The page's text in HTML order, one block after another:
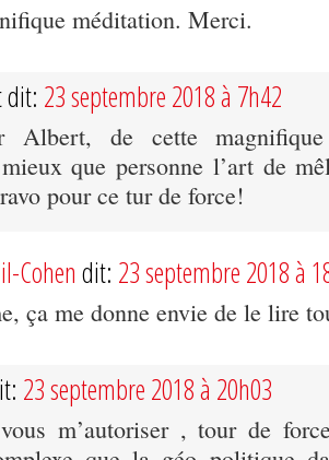
méditation. Merci.
dit: 23 septembre 2018 à 7h42
Albert, de cette
que personne l’art de
pour ce tur de force!
Cohen dit: 23 septembre 2018 à
ça me donne envie de le lire
23 septembre 2018 à 20h03
m’autoriser , tour de